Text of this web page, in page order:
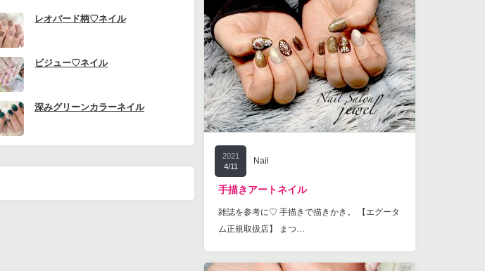
レオパード柄♡ネイル
ビジュー♡ネイル
深みグリーンカラーネイル
2021
4/11
Nail
手描きアートネイル
雑誌を参考に♡ 手描きで描きかき。 【エグータ
ム正規取扱店】 まつ…